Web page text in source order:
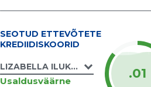
SEOTUD ETTEVÕTETE
KREDIIDISKOORID
LIZABELLA ILUKODU OÜ
Usaldusväärne .01